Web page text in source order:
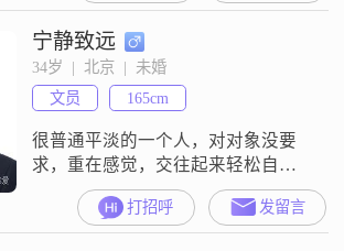
可靠，幽默风趣，对待事情有很强
的责任感，始终认为家庭是最重要
的##3002##我这个人随和易相处，
不喜欢过于复杂的人际关系，更喜
欢简单直接的交流方式##3002##在
生活中
宁静致远
34岁  |  北京  |  未婚
文员
165cm
很普通平淡的一个人，对对象没要
求，重在感觉，交往起来轻松自由
愉悦就行，骗子请绕道，本人介绍
都是真实的。具体情况:有份普通文
职工作，准职业股民，善理财，投
打招呼 发留言